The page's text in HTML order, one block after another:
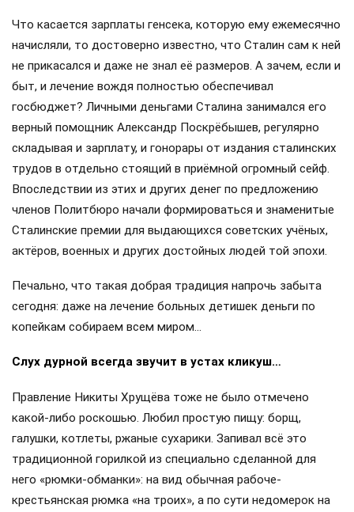
Что касается зарплаты генсека, которую ему ежемесячно
начисляли, то достоверно известно, что Сталин сам к ней
не прикасался и даже не знал её размеров. А зачем, если и
быт, и лечение вождя полностью обеспечивал
госбюджет? Личными деньгами Сталина занимался его
верный помощник Александр Поскрёбышев, регулярно
складывая и зарплату, и гонорары от издания сталинских
трудов в отдельно стоящий в приёмной огромный сейф.
Впоследствии из этих и других денег по предложению
членов Политбюро начали формироваться и знаменитые
Сталинские премии для выдающихся советских учёных,
актёров, военных и других достойных людей той эпохи.
Печально, что такая добрая традиция напрочь забыта
сегодня: даже на лечение больных детишек деньги по
копейкам собираем всем миром…
Слух дурной всегда звучит в устах кликуш…
Правление Никиты Хрущёва тоже не было отмечено
какой-либо роскошью. Любил простую пищу: борщ,
галушки, котлеты, ржаные сухарики. Запивал всё это
традиционной горилкой из специально сделанной для
него «рюмки-обманки»: на вид обычная рабоче-
крестьянская рюмка «на троих», а по сути недомерок на